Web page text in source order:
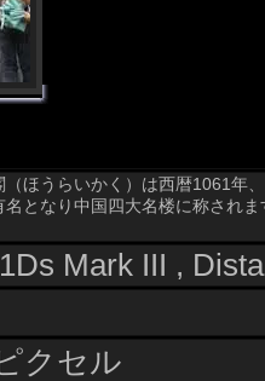
ほうらいかく）は西暦1061年
となり中国四大名楼に称され
Mark III ,
クセル